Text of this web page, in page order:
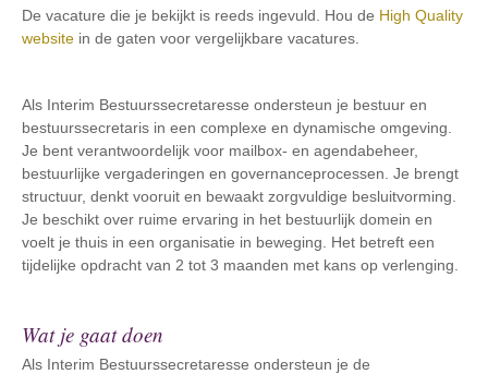
De vacature die je bekijkt is reeds ingevuld. Hou de High Quality
website in de gaten voor vergelijkbare vacatures.
Als Interim Bestuurssecretaresse ondersteun je bestuur en
bestuurssecretaris in een complexe en dynamische omgeving.
Je bent verantwoordelijk voor mailbox- en agendabeheer,
bestuurlijke vergaderingen en governanceprocessen. Je brengt
structuur, denkt vooruit en bewaakt zorgvuldige besluitvorming.
Je beschikt over ruime ervaring in het bestuurlijk domein en
voelt je thuis in een organisatie in beweging. Het betreft een
tijdelijke opdracht van 2 tot 3 maanden met kans op verlenging.
Wat je gaat doen
Als Interim Bestuurssecretaresse ondersteun je de